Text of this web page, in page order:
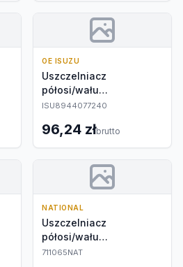
OE ISUZU
Uszczelniacz
półosi/wału
napędowego
ISU8944077240
96,24 złbrutto
NATIONAL
Uszczelniacz
półosi/wału
napędowego
711065NAT